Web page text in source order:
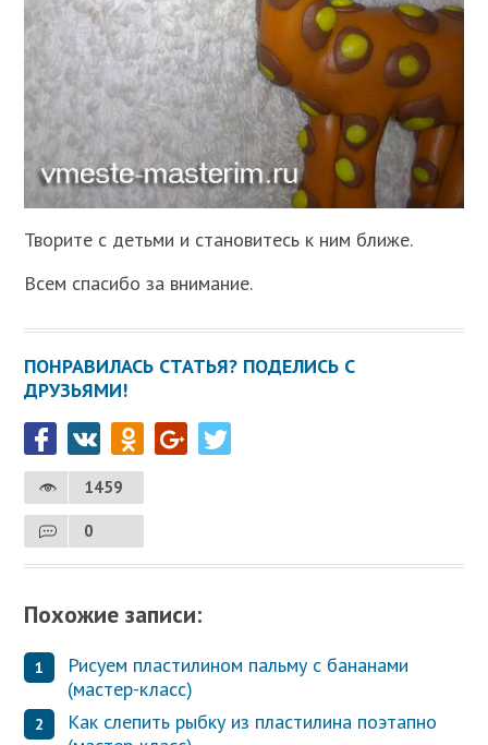
Творите с детьми и становитесь к ним ближе.
Всем спасибо за внимание.
ПОНРАВИЛАСЬ СТАТЬЯ? ПОДЕЛИСЬ С
ДРУЗЬЯМИ!
1459
0
Похожие записи:
Рисуем пластилином пальму с бананами
(мастер-класс)
Как слепить рыбку из пластилина поэтапно